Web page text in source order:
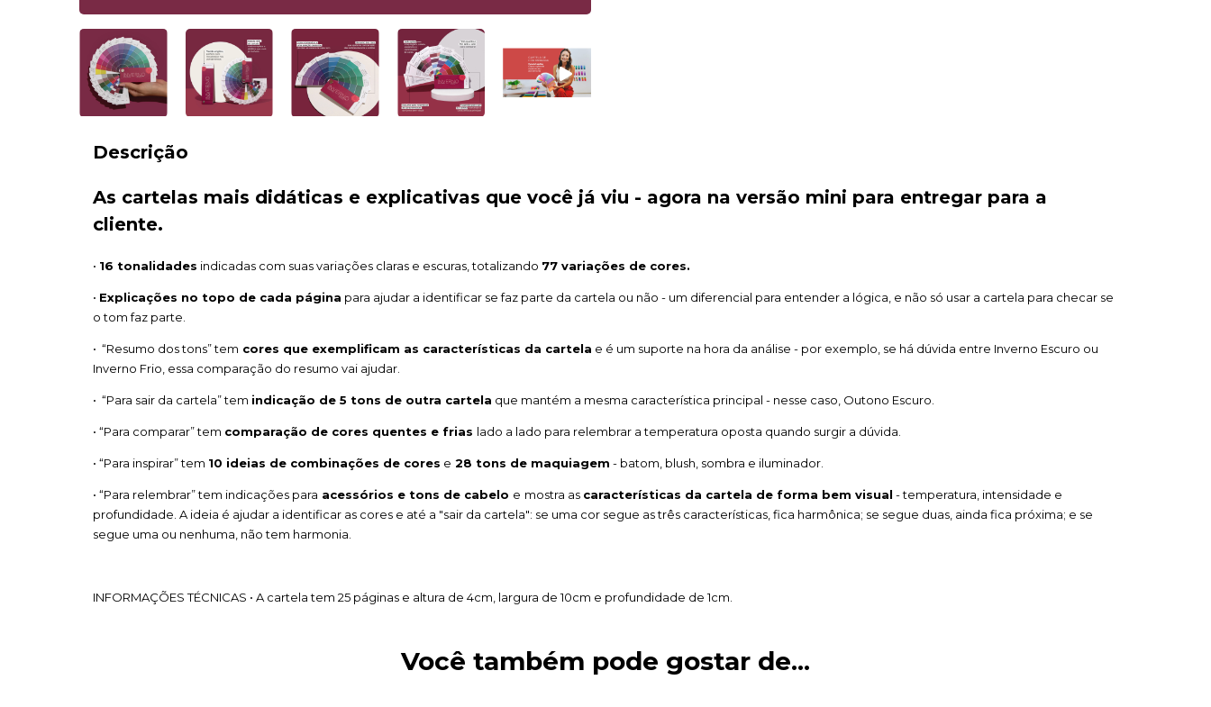
Descrição
As cartelas mais didáticas e explicativas que você já viu - agora na versão mini para entregar para a
cliente.
• 16 tonalidades indicadas com suas variações claras e escuras, totalizando 77 variações de cores.
• Explicações no topo de cada página para ajudar a identificar se faz parte da cartela ou não - um diferencial para entender a lógica, e não só usar a cartela para checar se
o tom faz parte.
• “Resumo dos tons” tem cores que exemplificam as características da cartela e é um suporte na hora da análise - por exemplo, se há dúvida entre Inverno Escuro ou
Inverno Frio, essa comparação do resumo vai ajudar.
• “Para sair da cartela” tem indicação de 5 tons de outra cartela que mantém a mesma característica principal - nesse caso, Outono Escuro.
• “Para comparar” tem comparação de cores quentes e frias lado a lado para relembrar a temperatura oposta quando surgir a dúvida.
• “Para inspirar” tem 10 ideias de combinações de cores e 28 tons de maquiagem - batom, blush, sombra e iluminador.
• “Para relembrar” tem indicações para acessórios e tons de cabelo e mostra as características da cartela de forma bem visual - temperatura, intensidade e
profundidade. A ideia é ajudar a identificar as cores e até a "sair da cartela": se uma cor segue as três características, fica harmônica; se segue duas, ainda fica próxima; e se
segue uma ou nenhuma, não tem harmonia.
INFORMAÇÕES TÉCNICAS • A cartela tem 25 páginas e altura de 4cm, largura de 10cm e profundidade de 1cm.
Você também pode gostar de...